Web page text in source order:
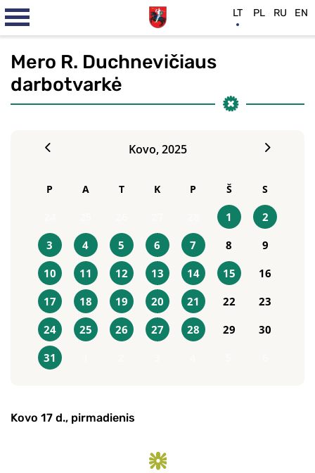
Mero R. Duchnevičiaus
darbotvarkė
Kovo, 2025
P A T K P Š S
1
2
3
4 5 6 7 8
9
10
11 12 13 14 15
16
17
18 19 20 21 22
23
24
25 26 27 28 29
30
31
Kovo 17 d., pirmadienis
LT PL RU EN